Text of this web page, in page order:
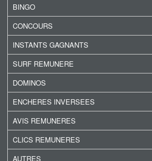
BINGO
CONCOURS
INSTANTS GAGNANTS
SURF REMUNERE
DOMINOS
ENCHERES INVERSEES
AVIS REMUNERES
CLICS REMUNERES
AUTRES